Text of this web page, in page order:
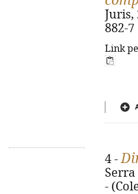
Juris,
882-7
Link
4 -
-